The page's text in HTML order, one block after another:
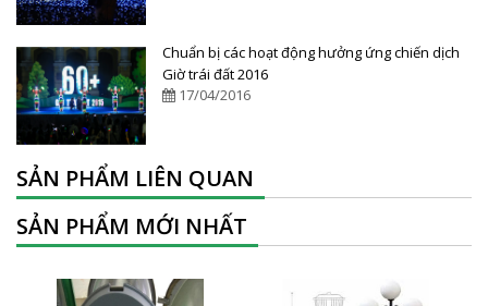
Chuẩn bị các hoạt động hưởng ứng chiến dịch
Giờ trái đất 2016
17/04/2016
SẢN PHẨM LIÊN QUAN
SẢN PHẨM MỚI NHẤT